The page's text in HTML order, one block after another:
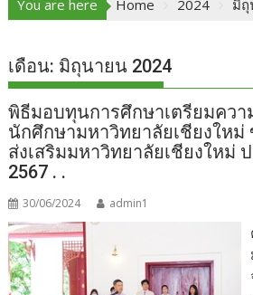
You are here Home 2024 มิถุ
เดือน: มิถุนายน 2024
พิธีมอบทุนการศึกษาเตรียมควา
นักศึกษามหาวิทยาลัยเชียงให
ส่งเสริมมหาวิทยาลัยเชียงใหม่
2567 . .
30/06/2024 admin1